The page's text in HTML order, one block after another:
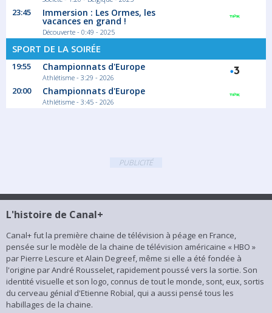
Canal+ fut la première chaine de télévision à péage en France,
pensée sur le modèle de la chaine de télévision américaine « HBO
» par Pierre Lescure et Alain Degreef, même si elle a été fondée à
l'origine par André Rousselet, rapidement poussé vers la sortie.
Son identité visuelle et son logo, connus de tout le monde, sont,
eux, sortis du cerveau génial d'Etienne Robial, qui a aussi pensé
tous les habillages de la chaine.
Lire plus
23:45 Immersion : Les Ormes, les
vacances en grand !
Découverte - 0:49 - 2025
SPORT DE LA SOIRÉE
19:55 Championnats d'Europe
Athlétisme - 3:29 - 2026
20:00 Championnats d'Europe
Athlétisme - 3:45 - 2026
PUBLICITÉ
L'histoire de Canal+
Canal+ fut la première chaine de télévision à péage en France,
pensée sur le modèle de la chaine de télévision américaine « HBO »
par Pierre Lescure et Alain Degreef, même si elle a été fondée à
l'origine par André Rousselet, rapidement poussé vers la sortie. Son
identité visuelle et son logo, connus de tout le monde, sont, eux, sortis
du cerveau génial d'Etienne Robial, qui a aussi pensé tous les
habillages de la chaine.